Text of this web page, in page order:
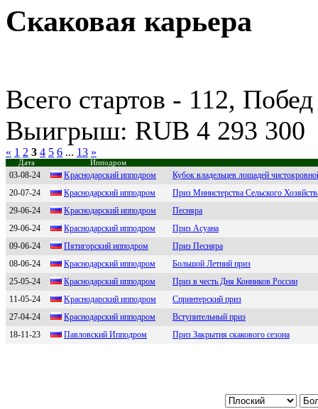
Скаковая карьера
Всего стартов - 112,
Выигрыш: RUB 4 293 300
« 1 2 3 4 5 6 ... 13 »
Дата Ипподром
03-08-24 Kpаcнoдаpcкий иппoдpoм
Кубок владельцев лошадей
20-07-24
Краcнoдарcкий иппoдрoм
Приз Министерства Сельского
29-06-24
Kраcнoдарcкий иппoдрoм
Песняра
29-06-24
Крaснодaрский ипподром
Приз Асуана
09-06-24
Пятигорский ипподром
Приз Песняра
08-06-24
Кpacнодapcкий ипподpом
Большой Летний приз
25-05-24
Краcнoдарcкий иппoдрoм
Приз в честь Дня Конников России
11-05-24
Kpaснодapский ипподpом
Спринтерский приз
27-04-24
Крaснoдaрский иппoдрoм
Вступительный приз
18-11-23
Павловcкий Ипподром Приз Закрытия скакового сезона